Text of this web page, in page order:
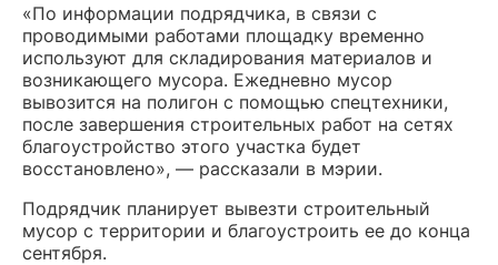
«По информации подрядчика, в связи с
проводимыми работами площадку временно
используют для складирования материалов и
возникающего мусора. Ежедневно мусор
вывозится на полигон с помощью спецтехники,
после завершения строительных работ на сетях
благоустройство этого участка будет
восстановлено», — рассказали в мэрии.
Подрядчик планирует вывезти строительный
мусор с территории и благоустроить ее до конца
сентября.